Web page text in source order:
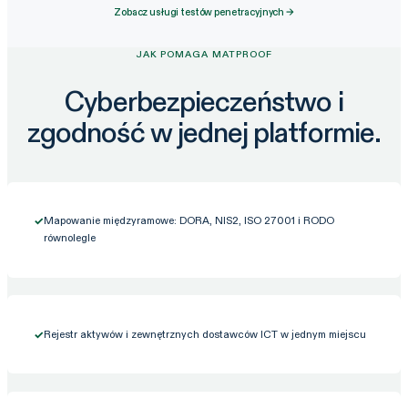
Zobacz usługi testów penetracyjnych →
JAK POMAGA MATPROOF
Cyberbezpieczeństwo i
zgodność w jednej platformie.
✓Mapowanie międzyramowe: DORA, NIS2, ISO 27001 i RODO
równolegle
✓Rejestr aktywów i zewnętrznych dostawców ICT w jednym miejscu